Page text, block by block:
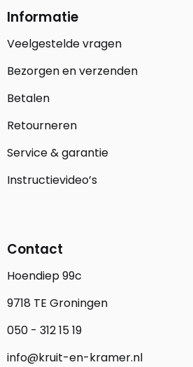
Informatie
Veelgestelde vragen
Bezorgen en verzenden
Betalen
Retourneren
Service & garantie
Instructievideo’s
Contact
Hoendiep 99c
9718 TE Groningen
050 - 312 15 19
info@kruit-en-kramer.nl